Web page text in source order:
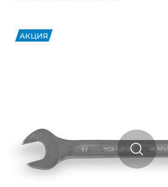
АКЦИЯ